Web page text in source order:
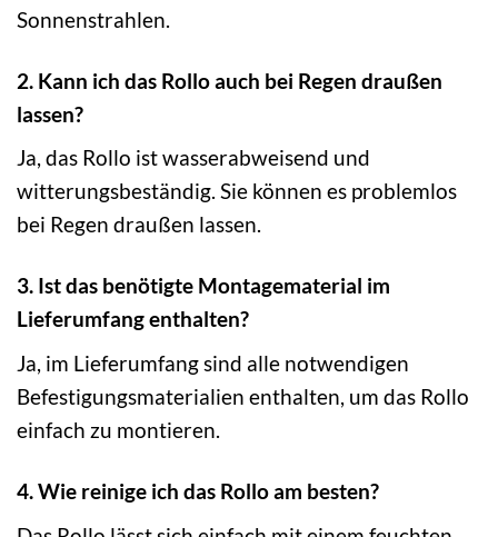
Sonnenstrahlen.
2. Kann ich das Rollo auch bei Regen draußen
lassen?
Ja, das Rollo ist wasserabweisend und
witterungsbeständig. Sie können es problemlos
bei Regen draußen lassen.
3. Ist das benötigte Montagematerial im
Lieferumfang enthalten?
Ja, im Lieferumfang sind alle notwendigen
Befestigungsmaterialien enthalten, um das Rollo
einfach zu montieren.
4. Wie reinige ich das Rollo am besten?